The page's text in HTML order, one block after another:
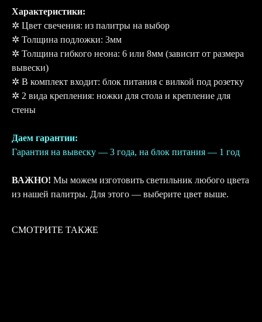
Характеристики:
✲ Цвет свечения: из палитры на выбор
✲ Толщина подложки: 3мм
✲ Толщина гибкого неона: 6 или 8мм (зависит от размера
вывески)
✲ В комплект входит: блок питания с вилкой под розетку
✲ 2 вида крепления: ножки для стола и крепление для
стены
Даем гарантии:
Гарантия на вывеску — 3 года, на блок питания — 1 год
ВАЖНО! Мы можем изготовить светильник любого цвета
из нашей палитры. Для этого — выберите цвет выше.
СМОТРИТЕ ТАКЖЕ